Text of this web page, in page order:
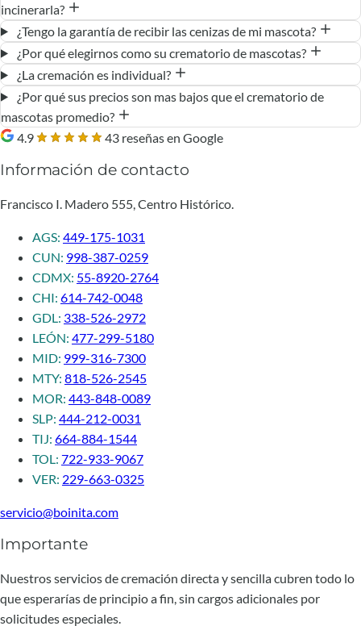
incinerarla?
¿Tengo la garantía de recibir las cenizas de mi mascota?
¿Por qué elegirnos como su crematorio de mascotas?
¿La cremación es individual?
¿Por qué sus precios son mas bajos que el crematorio de
mascotas promedio?
4.9
43 reseñas en Google
Información de contacto
Francisco I. Madero 555, Centro Histórico.
AGS: 449-175-1031
CUN: 998-387-0259
CDMX: 55-8920-2764
CHI: 614-742-0048
GDL: 338-526-2972
LEÓN: 477-299-5180
MID: 999-316-7300
MTY: 818-526-2545
MOR: 443-848-0089
SLP: 444-212-0031
TIJ: 664-884-1544
TOL: 722-933-9067
VER: 229-663-0325
servicio@boinita.com
Importante
Nuestros servicios de cremación directa y sencilla cubren todo lo
que esperarías de principio a fin, sin cargos adicionales por
solicitudes especiales.